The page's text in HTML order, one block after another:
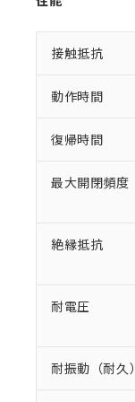
接触抵抗
動作時間
復帰時間
最大開閉頻度
絶縁抵抗
耐電圧
耐振動（耐久）